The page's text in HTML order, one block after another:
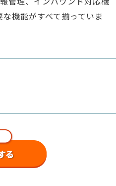
機能がすべて揃っていま